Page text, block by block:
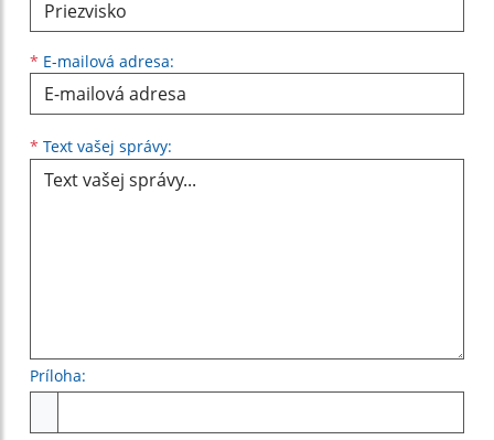
* E-mailová adresa:
* Text vašej správy:
Príloha: